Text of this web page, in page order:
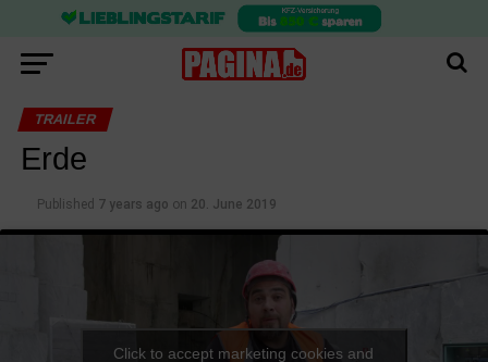
TRAILER
Erde
Published 7 years ago on 20. June 2019
Click to accept marketing cookies and